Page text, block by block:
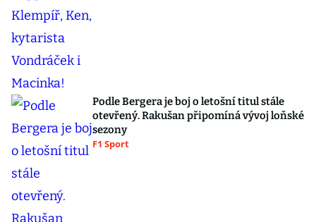
Podle Bergera je boj o letošní titul stále
otevřený. Rakušan připomíná vývoj loňské
sezony
F1 Sport